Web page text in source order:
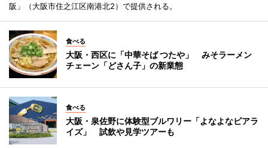
阪」（大阪市住之江区南港北2）で提供される。
食べる
大阪・西区に「中華そば つたや」 みそラーメン
チェーン「どさん子」の新業態
食べる
大阪・泉佐野に体験型ブルワリー「よなよなビアラ
イズ」 試飲や見学ツアーも